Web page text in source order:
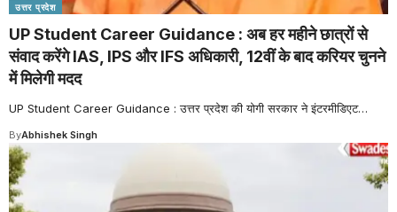
उत्तर प्रदेश
UP Student Career Guidance : अब हर महीने छात्रों से
संवाद करेंगे IAS, IPS और IFS अधिकारी, 12वीं के बाद करियर चुनने
में मिलेगी मदद
UP Student Career Guidance : उत्तर प्रदेश की योगी सरकार ने इंटरमीडिएट…
ByAbhishek Singh